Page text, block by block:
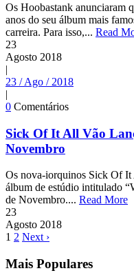
Os Hoobastank anunciaram
anos do seu álbum mais
carreira. Para isso,... Read
23
Agosto 2018
|
23 / Ago / 2018
|
0 Comentários
Sick Of It All Vão
Novembro
Os nova-iorquinos Sick Of It
álbum de estúdio intitulado
de Novembro.... Read More
23
Agosto 2018
1 2 Next ›
Mais Populares